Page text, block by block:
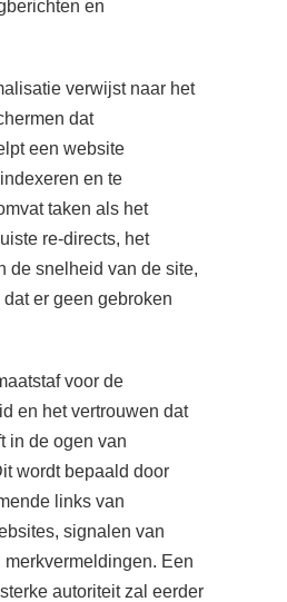
en
verwijst naar het
dat
een website
en te
taken als het
re-directs, het
de snelheid van de site,
er geen gebroken
voor de
en het vertrouwen dat
in de ogen van
wordt bepaald door
links van
signalen van
Een
autoriteit zal eerder